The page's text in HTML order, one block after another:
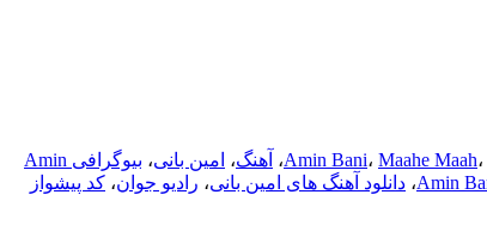
Amin Bani، Maahe Maah، ، آهنگ، امین بانی،
بیوگرافی Amin
، دانلود آهنگ های امین بانی، رادیو جوان، کد پیشواز